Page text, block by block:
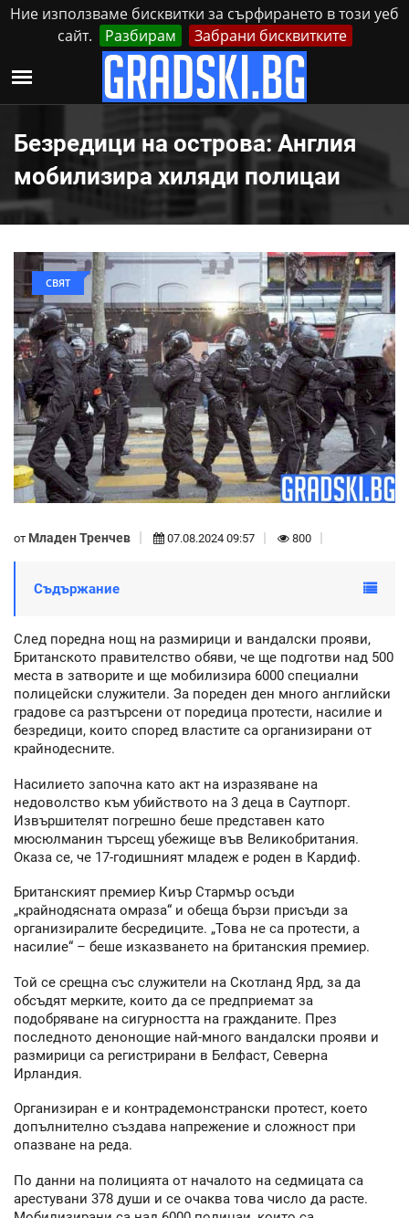
Ние използваме бисквитки за сърфирането в този уеб
сайт.
Разбирам Забрани бисквитките
Неделя, 9 Август, 2026 Реклама Контакти
Безредици на острова: Англия
мобилизира хиляди полицаи
СВЯТ
от Младен Тренчев 07.08.2024 09:57 800
Съдържание
След поредна нощ на размирици и вандалски прояви,
Британското правителство обяви, че ще подготви над 500
места в затворите и ще мобилизира 6000 специални
полицейски служители. За пореден ден много английски
градове са разтърсени от поредица протести, насилие и
безредици, които според властите са организирани от
крайнодесните.
Насилието започна като акт на изразяване на
недоволство към убийството на 3 деца в Саутпорт.
Извършителят погрешно беше представен като
мюсюлманин търсещ убежище във Великобритания.
Оказа се, че 17-годишният младеж е роден в Кардиф.
Британският премиер Киър Стармър осъди
„крайнодясната омраза“ и обеща бързи присъди за
организиралите бесредиците. „Това не са протести, а
насилие“ – беше изказването на британския премиер.
Той се срещна със служители на Скотланд Ярд, за да
обсъдят мерките, които да се предприемат за
подобряване на сигурността на гражданите. През
последното денонощие най-много вандалски прояви и
размирици са регистрирани в Белфаст, Северна
Ирландия.
Организиран е и контрадемонстрански протест, което
допълнително създава напрежение и сложност при
опазване на реда.
По данни на полицията от началото на седмицата са
арестувани 378 души и се очаква това число да расте.